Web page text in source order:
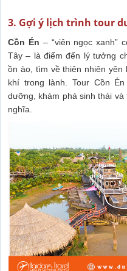
3. Gợi ý lịch trình tour
Cồn Én – “viên ngọc xanh”
Tây – là điểm đến lý tưởng
ồn ào, tìm về thiên nhiên
khí trong lành. Tour Cồn
dưỡng, khám phá sinh thái
nghĩa.